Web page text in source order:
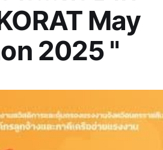
May
2025 "